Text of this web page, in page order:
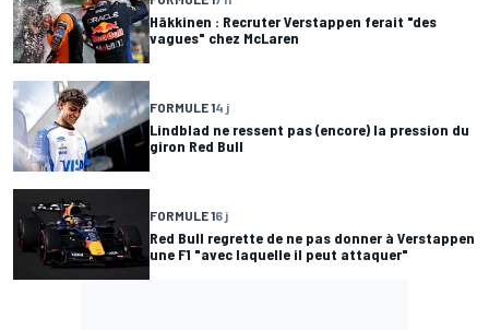
Häkkinen : Recruter Verstappen ferait "des
vagues" chez McLaren
FORMULE 14 j
Lindblad ne ressent pas (encore) la pression du
giron Red Bull
FORMULE 16 j
Red Bull regrette de ne pas donner à Verstappen
une F1 "avec laquelle il peut attaquer"